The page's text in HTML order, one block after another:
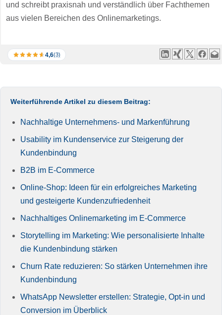
und schreibt praxisnah und verständlich über Fachthemen
aus vielen Bereichen des Onlinemarketings.
4,6(3)
Weiterführende Artikel zu diesem Beitrag:
Nachhaltige Unternehmens- und Markenführung
Usability im Kundenservice zur Steigerung der
Kundenbindung
B2B im E-Commerce
Online-Shop: Ideen für ein erfolgreiches Marketing
und gesteigerte Kundenzufriedenheit
Nachhaltiges Onlinemarketing im E-Commerce
Storytelling im Marketing: Wie personalisierte Inhalte
die Kundenbindung stärken
Churn Rate reduzieren: So stärken Unternehmen ihre
Kundenbindung
WhatsApp Newsletter erstellen: Strategie, Opt-in und
Conversion im Überblick